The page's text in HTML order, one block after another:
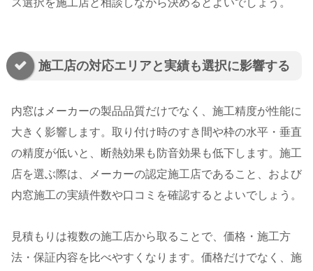
施工店の対応エリアと実績も選択に影響する
内窓はメーカーの製品品質だけでなく、施工精度が性能に
大きく影響します。取り付け時のすき間や枠の水平・垂直
の精度が低いと、断熱効果も防音効果も低下します。施工
店を選ぶ際は、メーカーの認定施工店であること、および
内窓施工の実績件数や口コミを確認するとよいでしょう。
見積もりは複数の施工店から取ることで、価格・施工方
法・保証内容を比べやすくなります。価格だけでなく、施